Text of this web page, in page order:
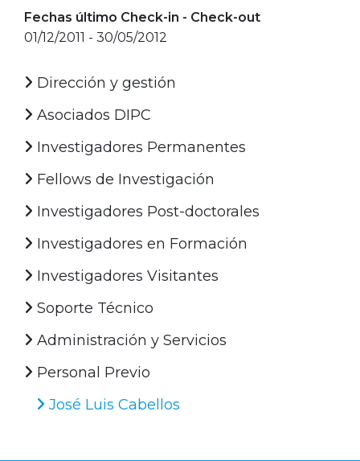
Fechas último Check-in - Check-out
01/12/2011 - 30/05/2012
Dirección y gestión
Asociados DIPC
Investigadores Permanentes
Fellows de Investigación
Investigadores Post-doctorales
Investigadores en Formación
Investigadores Visitantes
Soporte Técnico
Administración y Servicios
Personal Previo
José Luis Cabellos